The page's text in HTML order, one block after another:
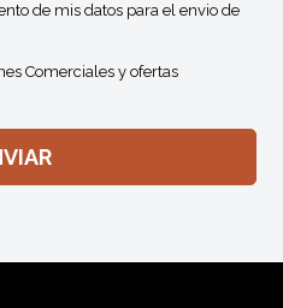
de mis datos para el envio de
Comerciales y ofertas